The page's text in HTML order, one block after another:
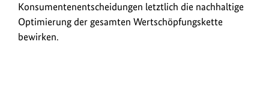
Konsumentenentscheidungen letztlich die nachhaltige
Optimierung der gesamten Wertschöpfungskette
bewirken.